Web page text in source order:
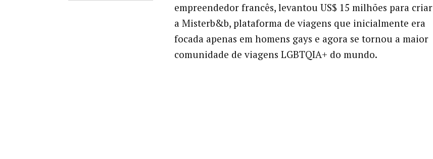
empreendedor francês, levantou US$ 15 milhões para criar
a Misterb&b, plataforma de viagens que inicialmente era
focada apenas em homens gays e agora se tornou a maior
comunidade de viagens LGBTQIA+ do mundo.